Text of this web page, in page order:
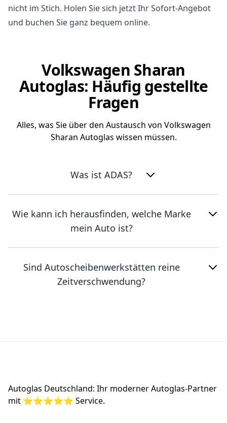
nicht im Stich. Holen Sie sich jetzt Ihr Sofort-Angebot
und buchen Sie ganz bequem online.
Volkswagen Sharan
Autoglas: Häufig gestellte
Fragen
Alles, was Sie über den Austausch von Volkswagen
Sharan Autoglas wissen müssen.
Was ist ADAS?
Wie kann ich herausfinden, welche Marke
mein Auto ist?
Sind Autoscheibenwerkstätten reine
Zeitverschwendung?
Autoglas Deutschland: Ihr moderner Autoglas-Partner
mit ⭐⭐⭐⭐⭐ Service.